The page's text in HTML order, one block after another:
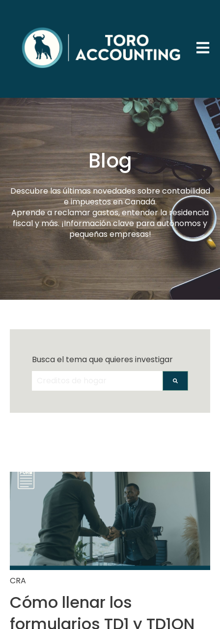
Abrir
Blog
Descubre las últimas novedades sobre contabilidad
e impuestos en Canadá.
Aprende a reclamar gastos, entender la residencia
fiscal y más. ¡Información clave para autónomos y
pequeñas empresas!
Busca el tema que quieres investigar
CRA
Cómo llenar los
formularios TD1 y TD1ON